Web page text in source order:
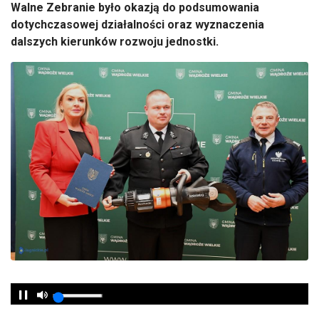
Walne Zebranie było okazją do podsumowania
dotychczasowej działalności oraz wyznaczenia
dalszych kierunków rozwoju jednostki.